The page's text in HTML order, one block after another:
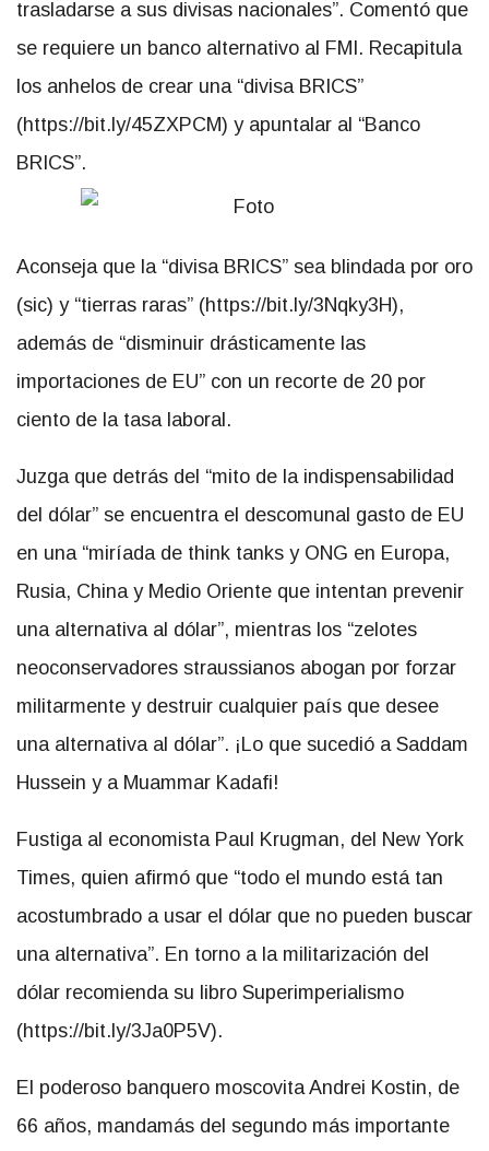
trasladarse a sus divisas nacionales . Comentó que
se requiere un banco alternativo al FMI. Recapitula
los anhelos de crear una divisa BRICS
(https://bit.ly/45ZXPCM) y apuntalar al
Banco
BRICS .
Aconseja que la divisa BRICS sea blindada por oro
(sic) y tierras raras (https://bit.ly/3Nqky3H),
además de disminuir drásticamente las
importaciones de EU
con un recorte de 20 por
ciento de la tasa laboral.
Juzga que detrás del
mito de la indispensabilidad
del dólar se encuentra el descomunal gasto de EU
en una miríada de think tanks y ONG en Europa,
Rusia, China y Medio Oriente que intentan prevenir
una alternativa al dólar , mientras los zelotes
neoconservadores straussianos abogan por forzar
militarmente y destruir cualquier país que desee
una alternativa al dólar . ¡Lo que sucedió a Saddam
Hussein y a Muammar Kadafi!
Fustiga al economista Paul Krugman, del New York
Times, quien afirmó que todo el mundo está tan
acostumbrado a usar el dólar que no pueden buscar
una alternativa . En torno a la militarización del
dólar recomienda su libro Superimperialismo
(https://bit.ly/3Ja0P5V).
El poderoso banquero moscovita Andrei Kostin, de
66 años, mandamás del segundo más importante